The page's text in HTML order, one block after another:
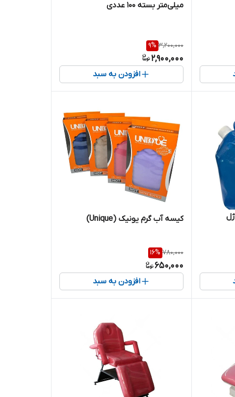
میلی‌متر بسته ۱۰۰ عددی
3,200,000
9%
2,900,000
افزودن به سبد
کیسه آب گرم یونیک (Unique)
780,000
16%
650,000
افزودن به سبد